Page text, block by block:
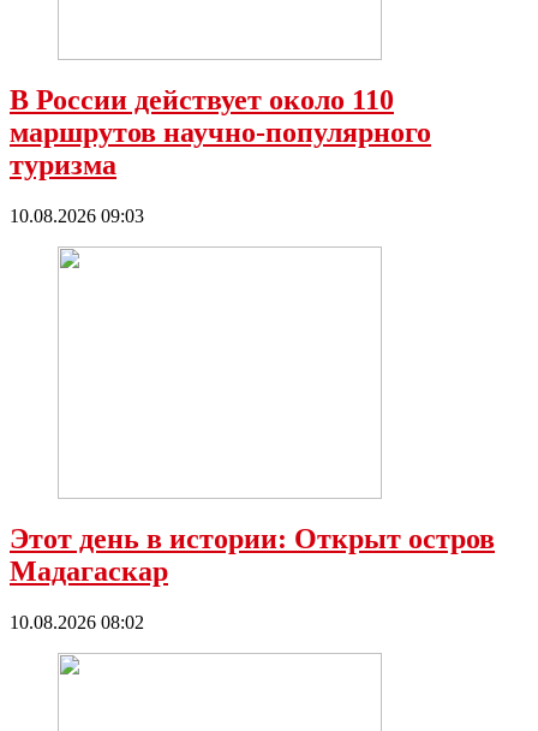
В России действует около 110
маршрутов научно-популярного
туризма
10.08.2026 09:03
Этот день в истории: Открыт остров
Мадагаскар
10.08.2026 08:02